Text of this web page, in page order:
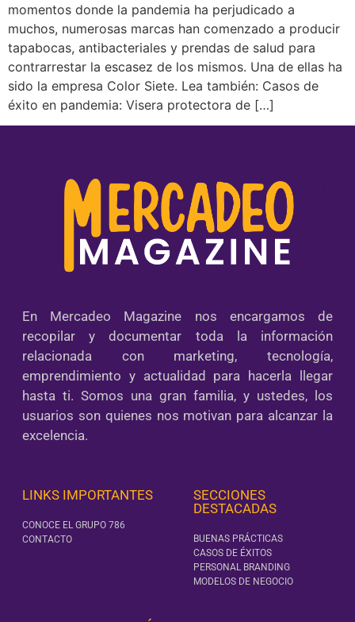
momentos donde la pandemia ha perjudicado a
muchos, numerosas marcas han comenzado a producir
tapabocas, antibacteriales y prendas de salud para
contrarrestar la escasez de los mismos. Una de ellas ha
sido la empresa Color Siete. Lea también: Casos de
éxito en pandemia: Visera protectora de […]
En Mercadeo Magazine nos encargamos de
recopilar y documentar toda la información
relacionada con marketing, tecnología,
emprendimiento y actualidad para hacerla llegar
hasta ti. Somos una gran familia, y ustedes, los
usuarios son quienes nos motivan para alcanzar la
excelencia.
LINKS IMPORTANTES
CONOCE EL GRUPO 786
CONTACTO
SECCIONES
DESTACADAS
BUENAS PRÁCTICAS
CASOS DE ÉXITOS
PERSONAL BRANDING
MODELOS DE NEGOCIO